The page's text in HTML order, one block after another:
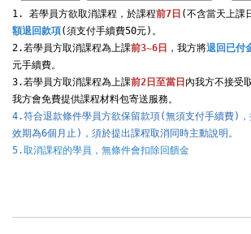
1. 若學員方欲取消課程，於課程前7日 (不含當天上課
額退回款項(須支付手續費50元)。
2.若學員方取消課程為上課前3~6日 ，我方將退回已付
元手續費。
3.若學員方取消課程為上課前2日至當日內我方不接受
4.符合退款條件學員方欲保留款項(無須支付手續費)
效期為6個月止)，須於提出課程取消同時主動說明。
5.取消課程的學員，無條件會扣除回饋金